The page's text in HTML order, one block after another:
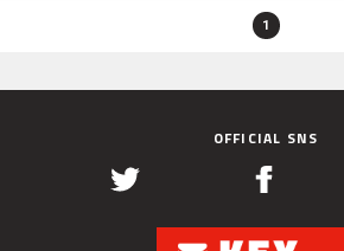
1
OFFICIAL SNS